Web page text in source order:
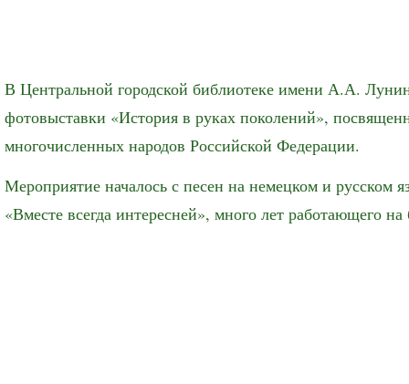
В Центральной городской библиотеке имени А.А.
фотовыставки «История в руках поколений»,
многочисленных народов Российской Федерации.
Мероприятие началось с песен на немецком и русском
«Вместе всегда интересней», много лет работающего на